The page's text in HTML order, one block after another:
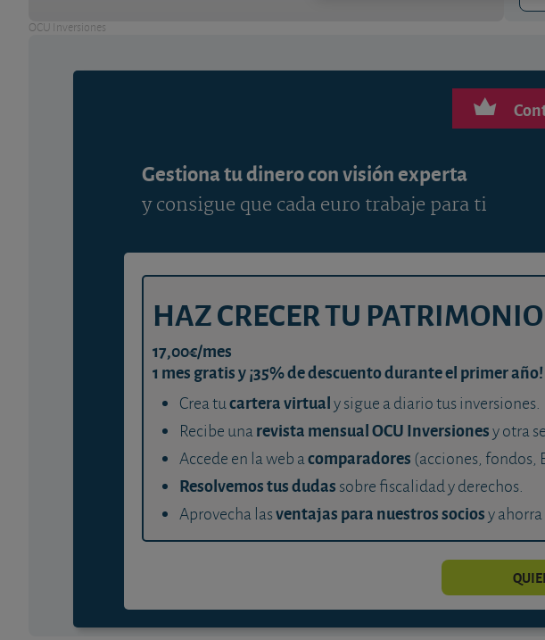
OCU Inversiones
Gestiona tu dinero con visión experta
y consigue que cada euro trabaje para ti
HAZ CRECER TU PATRIMONIO
17,00€/mes
1 mes gratis y ¡35% de descuento durante el primer año!
Crea tucartera virtualy sigue a diario tus inversiones.
Recibe unarevista mensual OCU Inversionesy otra
Accede en la web acomparadores (acciones, fondos,
Resolvemos tus dudas sobre fiscalidad y derechos.
Aprovecha lasventajas para nuestros sociosy